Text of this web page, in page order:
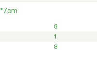
8
1
8
Klik hier om in te loggen.